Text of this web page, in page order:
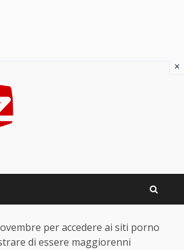
per accedere ai siti porno
di essere maggiorenni
×